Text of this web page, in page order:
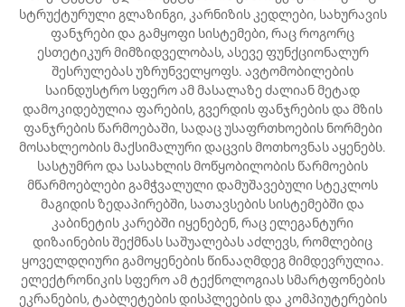
სტრუქტურული გლაზინგი, კარნიზის კედლები, სახურავის
ფანჯრები და გამყოფი სისტემები, რაც როგორც
ესთეტიკურ მიმზიდველობას, ასევე ფუნქციონალურ
შესრულებას უზრუნველყოფს. ავტომობილების
საინდუსტრო სფერო ამ მასალაზე ძალიან მეტად
დამოკიდებულია ფარების, გვერდის ფანჯრების და მზის
ფანჯრების წარმოებაში, სადაც უსაფრთხოების ნორმები
მოსახლეობის მაქსიმალური დაცვის მოთხოვნას აყენებს.
სასტუმრო და სასახლის მოწყობილობის წარმოების
მწარმოებლები გამჭვალული დამუშავებული სტეკლოს
მაგიდის ზედაპირებში, სათავსების სისტემებში და
კაბინეტის კარებში იყენებენ, რაც ელეგანტური
დიზაინების შექმნას საშუალებას აძლევს, რომლებიც
ყოველდღიური გამოყენების წინააღმდეგ მიმდევრულია.
ელექტრონიკის სფერო ამ ტექნოლოგიას სმარტფონების
ეკრანების, ტაბლეტების დისპლეების და კომპიუტერების